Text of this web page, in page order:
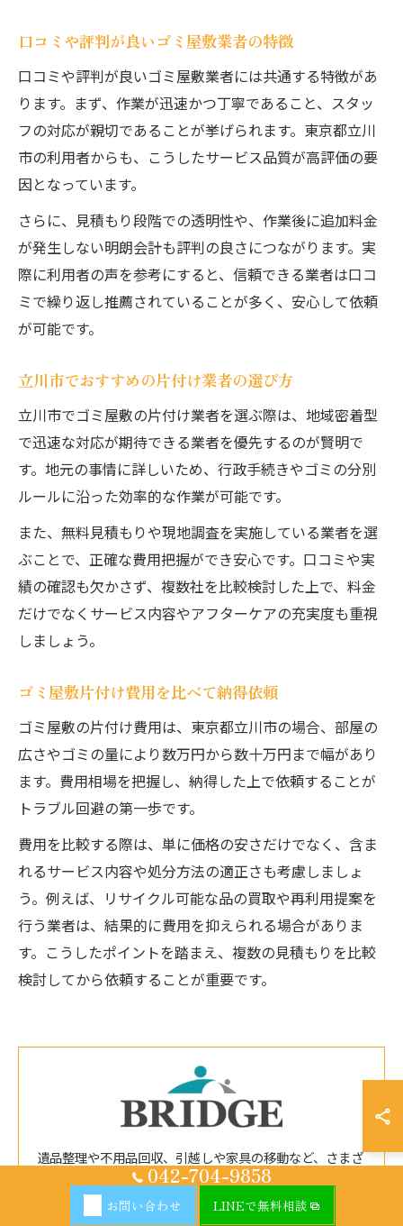
口コミや評判が良いゴミ屋敷業者の特徴
口コミや評判が良いゴミ屋敷業者には共通する特徴があ
ります。まず、作業が迅速かつ丁寧であること、スタッ
フの対応が親切であることが挙げられます。東京都立川
市の利用者からも、こうしたサービス品質が高評価の要
因となっています。
さらに、見積もり段階での透明性や、作業後に追加料金
が発生しない明朗会計も評判の良さにつながります。実
際に利用者の声を参考にすると、信頼できる業者は口コ
ミで繰り返し推薦されていることが多く、安心して依頼
が可能です。
立川市でおすすめの片付け業者の選び方
立川市でゴミ屋敷の片付け業者を選ぶ際は、地域密着型
で迅速な対応が期待できる業者を優先するのが賢明で
す。地元の事情に詳しいため、行政手続きやゴミの分別
ルールに沿った効率的な作業が可能です。
また、無料見積もりや現地調査を実施している業者を選
ぶことで、正確な費用把握ができ安心です。口コミや実
績の確認も欠かさず、複数社を比較検討した上で、料金
だけでなくサービス内容やアフターケアの充実度も重視
しましょう。
ゴミ屋敷片付け費用を比べて納得依頼
ゴミ屋敷の片付け費用は、東京都立川市の場合、部屋の
広さやゴミの量により数万円から数十万円まで幅があり
ます。費用相場を把握し、納得した上で依頼することが
トラブル回避の第一歩です。
費用を比較する際は、単に価格の安さだけでなく、含ま
れるサービス内容や処分方法の適正さも考慮しましょ
う。例えば、リサイクル可能な品の買取や再利用提案を
行う業者は、結果的に費用を抑えられる場合がありま
す。こうしたポイントを踏まえ、複数の見積もりを比較
検討してから依頼することが重要です。
遺品整理や不用品回収、引越しや家具の移動など、さまざ
まな作業をサポートしています。不用品の仕分けと適切な
処分を行い、リサイクルできる物品も大切に扱うなど、住
042-704-9858
お問い合わせ LINEで無料相談